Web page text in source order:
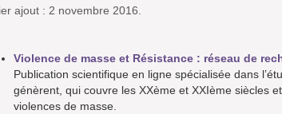
ajout : 2 novembre 2016.
Violence de masse et Résistance : réseau de
Publication scientifique en ligne spécialisée dans
génèrent, qui couvre les XXème et XXIème siècles
violences de masse.